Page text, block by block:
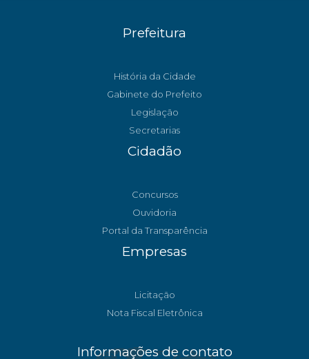
Prefeitura
História da Cidade
Gabinete do Prefeito
Legislação
Secretarias
Cidadão
Concursos
Ouvidoria
Portal da Transparência
Empresas
Licitação
Nota Fiscal Eletrônica
Informações de contato